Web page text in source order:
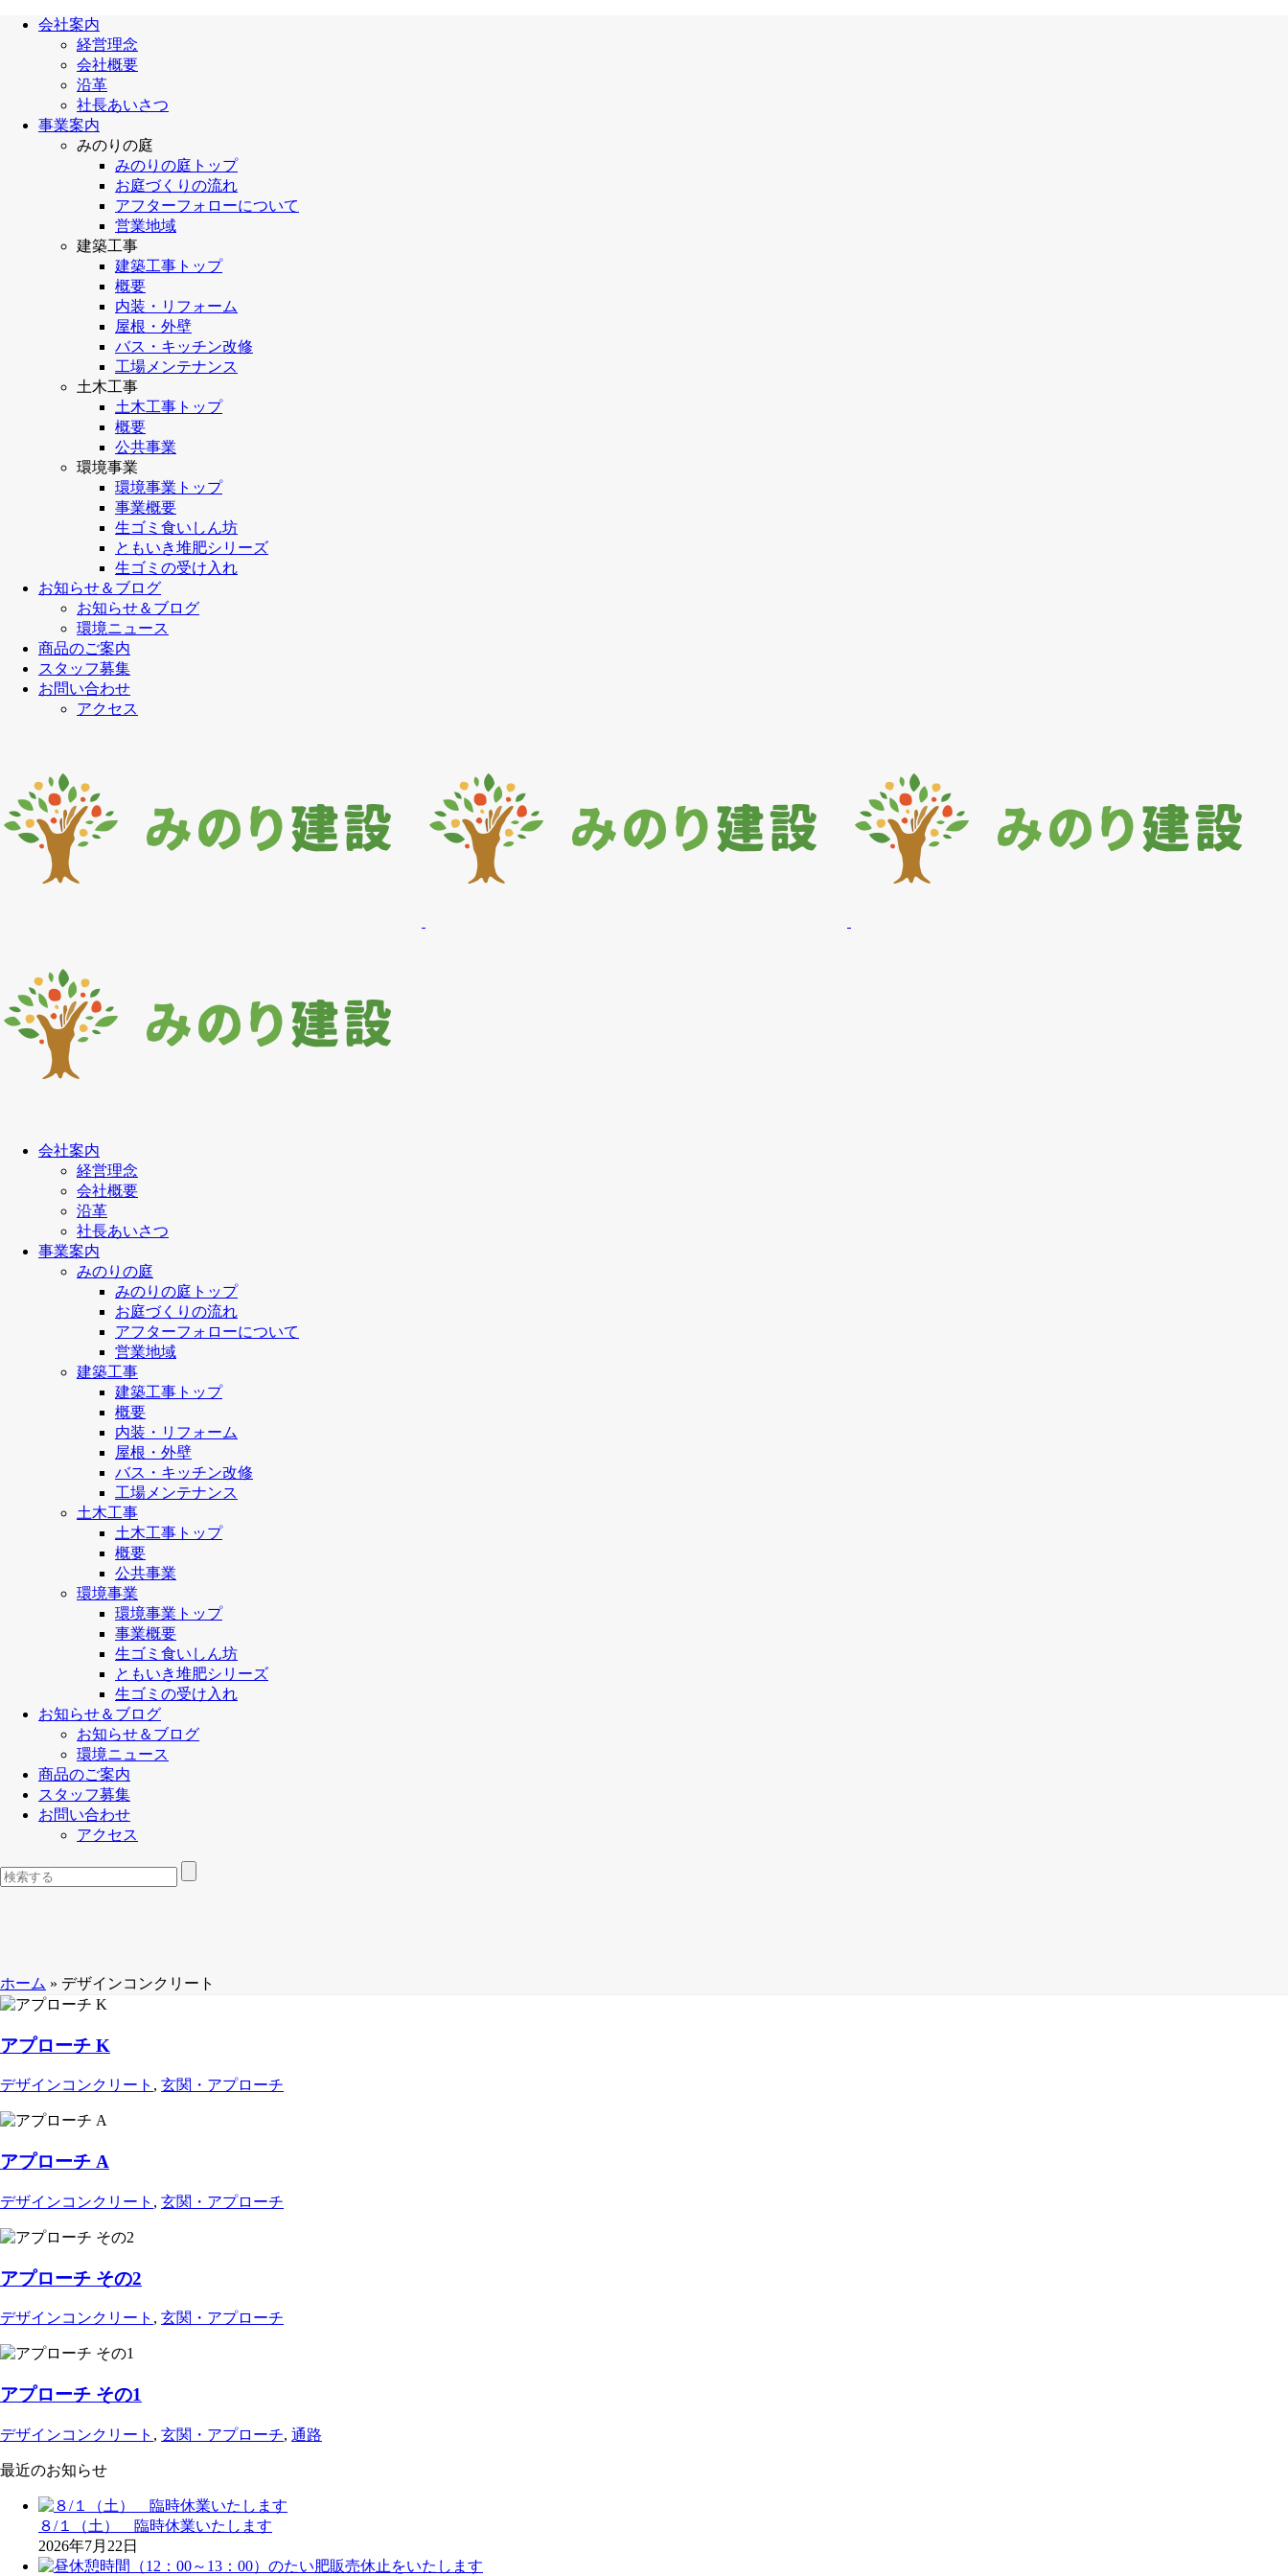
会社案内
経営理念
会社概要
沿革
社長あいさつ
事業案内
みのりの庭
みのりの庭トップ
お庭づくりの流れ
アフターフォローについて
営業地域
建築工事
建築工事トップ
概要
内装・リフォーム
屋根・外壁
バス・キッチン改修
工場メンテナンス
土木工事
土木工事トップ
概要
公共事業
環境事業
環境事業トップ
事業概要
生ゴミ食いしん坊
ともいき堆肥シリーズ
生ゴミの受け入れ
お知らせ＆ブログ
お知らせ＆ブログ
環境ニュース
商品のご案内
スタッフ募集
お問い合わせ
アクセス
会社案内
経営理念
会社概要
沿革
社長あいさつ
事業案内
みのりの庭
みのりの庭トップ
お庭づくりの流れ
アフターフォローについて
営業地域
建築工事
建築工事トップ
概要
内装・リフォーム
屋根・外壁
バス・キッチン改修
工場メンテナンス
土木工事
土木工事トップ
概要
公共事業
環境事業
環境事業トップ
事業概要
生ゴミ食いしん坊
ともいき堆肥シリーズ
生ゴミの受け入れ
お知らせ＆ブログ
お知らせ＆ブログ
環境ニュース
商品のご案内
スタッフ募集
お問い合わせ
アクセス
ホーム » デザインコンクリート
アプローチ K
デザインコンクリート , 玄関・アプローチ
アプローチ A
デザインコンクリート , 玄関・アプローチ
アプローチ その2
デザインコンクリート , 玄関・アプローチ
アプローチ その1
デザインコンクリート , 玄関・アプローチ, 通路
最近のお知らせ
８/１（土） 臨時休業いたします
2026年7月22日